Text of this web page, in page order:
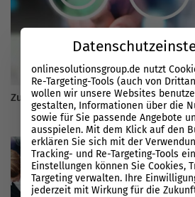
Zufriedenheit der Nutzer als
onlinesolutionsgroup.de nutzt
Re-Targeting-Tools (auch von
wollen wir unsere Websites
gestalten, Informationen über die
sowie für Sie passende Angebote
ausspielen. Mit dem Klick auf den
erklären Sie sich mit der
Tracking- und Re-Targeting-Tools
Einstellungen können Sie Cookies,
Targeting verwalten. Ihre
jederzeit mit Wirkung für die